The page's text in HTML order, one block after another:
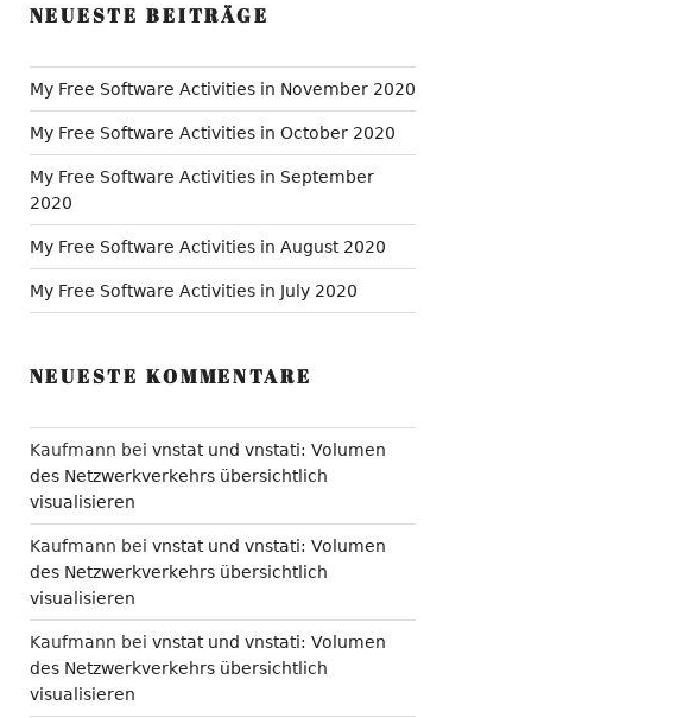
NEUESTE BEITRÄGE
My Free Software Activities in November 2020
My Free Software Activities in October 2020
My Free Software Activities in September
2020
My Free Software Activities in August 2020
My Free Software Activities in July 2020
NEUESTE KOMMENTARE
Kaufmann bei vnstat und vnstati: Volumen
des Netzwerkverkehrs übersichtlich
visualisieren
Kaufmann bei vnstat und vnstati: Volumen
des Netzwerkverkehrs übersichtlich
visualisieren
Kaufmann bei vnstat und vnstati: Volumen
des Netzwerkverkehrs übersichtlich
visualisieren